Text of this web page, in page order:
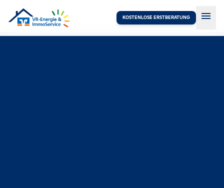
KOSTENLOSE ERSTBERATUNG menu